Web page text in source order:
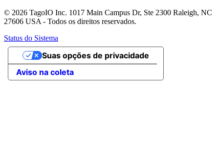
© 2026 TagoIO Inc. 1017 Main Campus Dr, Ste 2300 Raleigh, NC
27606 USA - Todos os direitos reservados.
Status do Sistema
Aviso na coleta
Suas opções de privacidade